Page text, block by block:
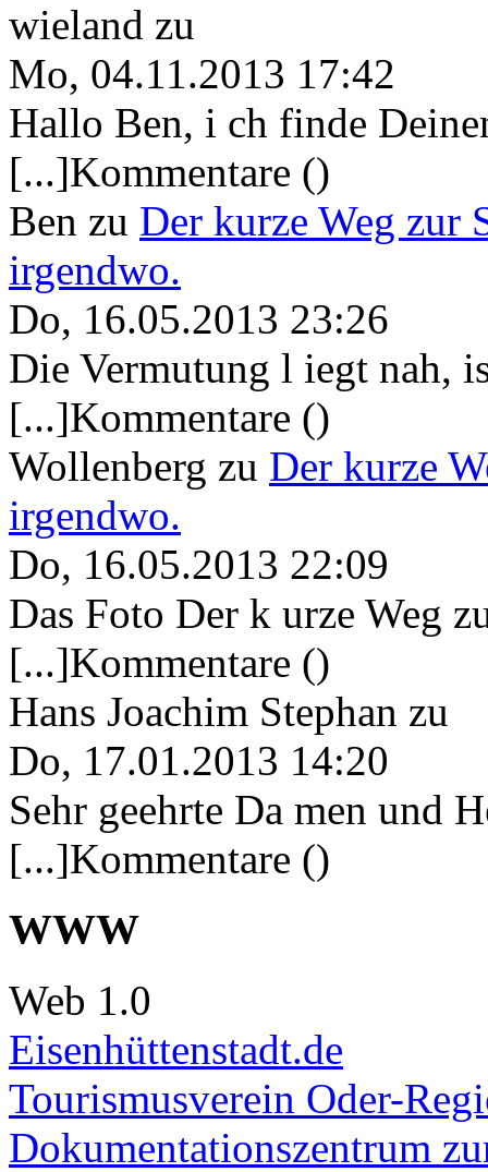
wieland zu
Mo, 04.11.2013 17:42
Hallo Ben, i ch finde
[...]Kommentare ()
Ben zu Der kurze Weg zur
irgendwo.
Do, 16.05.2013 23:26
Die Vermutung l iegt nah,
[...]Kommentare ()
Wollenberg zu Der kurze
irgendwo.
Do, 16.05.2013 22:09
Das Foto Der k urze Weg
[...]Kommentare ()
Hans Joachim Stephan zu
Do, 17.01.2013 14:20
Sehr geehrte Da men und
[...]Kommentare ()
WWW
Web 1.0
Eisenhüttenstadt.de
Tourismusverein Oder-
Dokumentationszentrum